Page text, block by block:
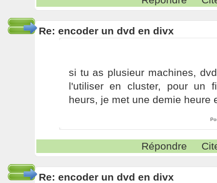
Re: encoder un dvd en divx
si tu as plusieur machines,
l'utiliser en cluster, pour un
heurs, je met une demie heure
Répondre
Re: encoder un dvd en divx